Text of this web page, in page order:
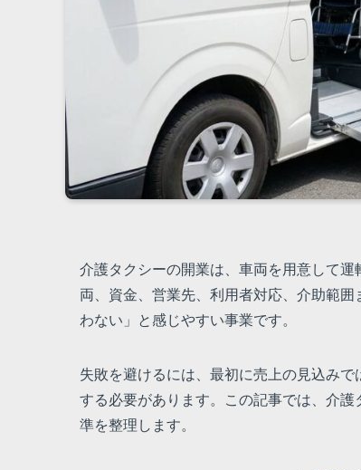
介護タクシーの開業は、車両を用意して
両、資金、営業先、利用者対応、介助範
わない」と感じやすい事業です。
失敗を避けるには、最初に売上の見込み
する必要があります。この記事では、介
準を整理します。